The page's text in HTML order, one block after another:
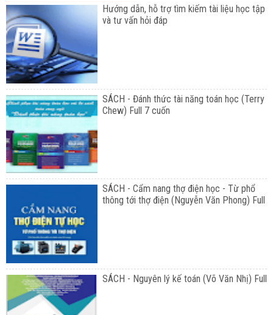
Hướng dẫn, hỗ trợ tìm kiếm tài liệu học tập
và tư vấn hỏi đáp
SÁCH - Đánh thức tài năng toán học (Terry
Chew) Full 7 cuốn
SÁCH - Cẩm nang thợ điện học - Từ phổ
thông tới thợ điện (Nguyễn Văn Phong) Full
SÁCH - Nguyên lý kế toán (Võ Văn Nhị) Full